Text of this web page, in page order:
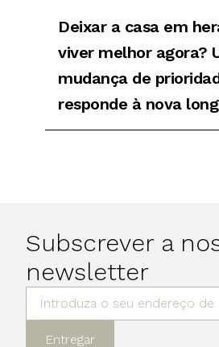
Deixar a casa em
viver melhor agora?
mudança de
responde à nova
Subscrever a
newsletter
Entregar